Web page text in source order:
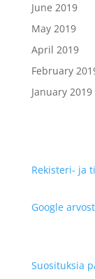
June 2019
May 2019
April 2019
February
January 2019
Rekisteri- ja
Google
Suosituksia